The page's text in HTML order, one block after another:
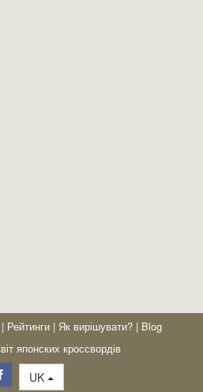
| Рейтинги | Як вирішувати? | Blog
японских кроссвордів
UK